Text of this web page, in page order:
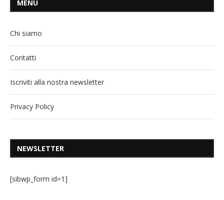
MENU
Chi siamo
Contatti
Iscriviti alla nostra newsletter
Privacy Policy
NEWSLETTER
[sibwp_form id=1]